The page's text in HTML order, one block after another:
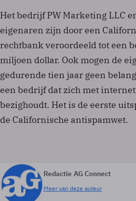
Het bedrijf PW Marketing LLC
eigenaren zijn door een
rechtbank veroordeeld tot een
miljoen dollar. Ook mogen de
gedurende tien jaar geen
een bedrijf dat zich met
bezighoudt. Het is de eerste
de Californische antispamwet.
Redactie AG Connect
Meer van deze auteur